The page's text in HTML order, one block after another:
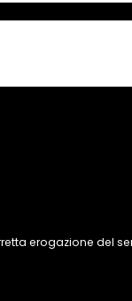
erogazione del